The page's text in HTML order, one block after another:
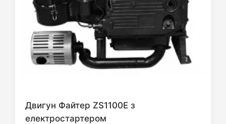
Двигун Файтер ZS1100E з
електростартером